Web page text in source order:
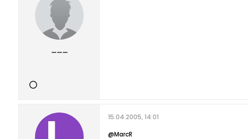
15.04.2005, 14:01
@MarcR